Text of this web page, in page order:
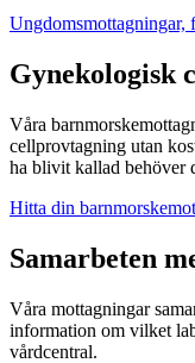
Gynekologisk
Våra
cellprovtagning utan
ha blivit kallad behöver
Hitta din
Samarbeten
Våra mottagningar
information om vilket
vårdcentral.